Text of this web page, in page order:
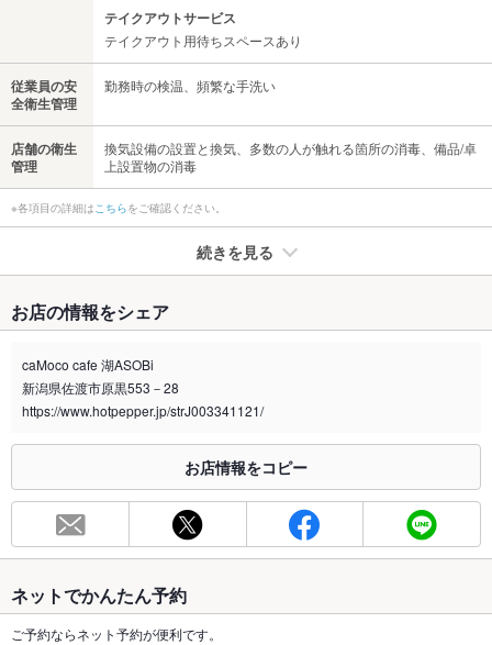
テイクアウトサービス
テイクアウト用待ちスペースあり
従業員の安
全衛生管理
勤務時の検温、頻繁な手洗い
店舗の衛生
管理
換気設備の設置と換気、多数の人が触れる箇所の消毒、備品/卓
上設置物の消毒
※各項目の詳細はこちらをご確認ください。
続きを見る
禁煙・喫煙 全席禁煙
喫煙専用室 なし
※2020年4月1日～受動喫煙対策に関する法律が施行されています。正しい情報はお店へお問い
総席数 40席
最大宴会収
－
個室 なし
お店の情報をシェア
caMoco cafe 湖ASOBi
新潟県佐渡市原黒553－28
https://www.hotpepper.jp/strJ003341121/
お店情報をコピー
ネットでかんたん予約
ご予約ならネット予約が便利です。